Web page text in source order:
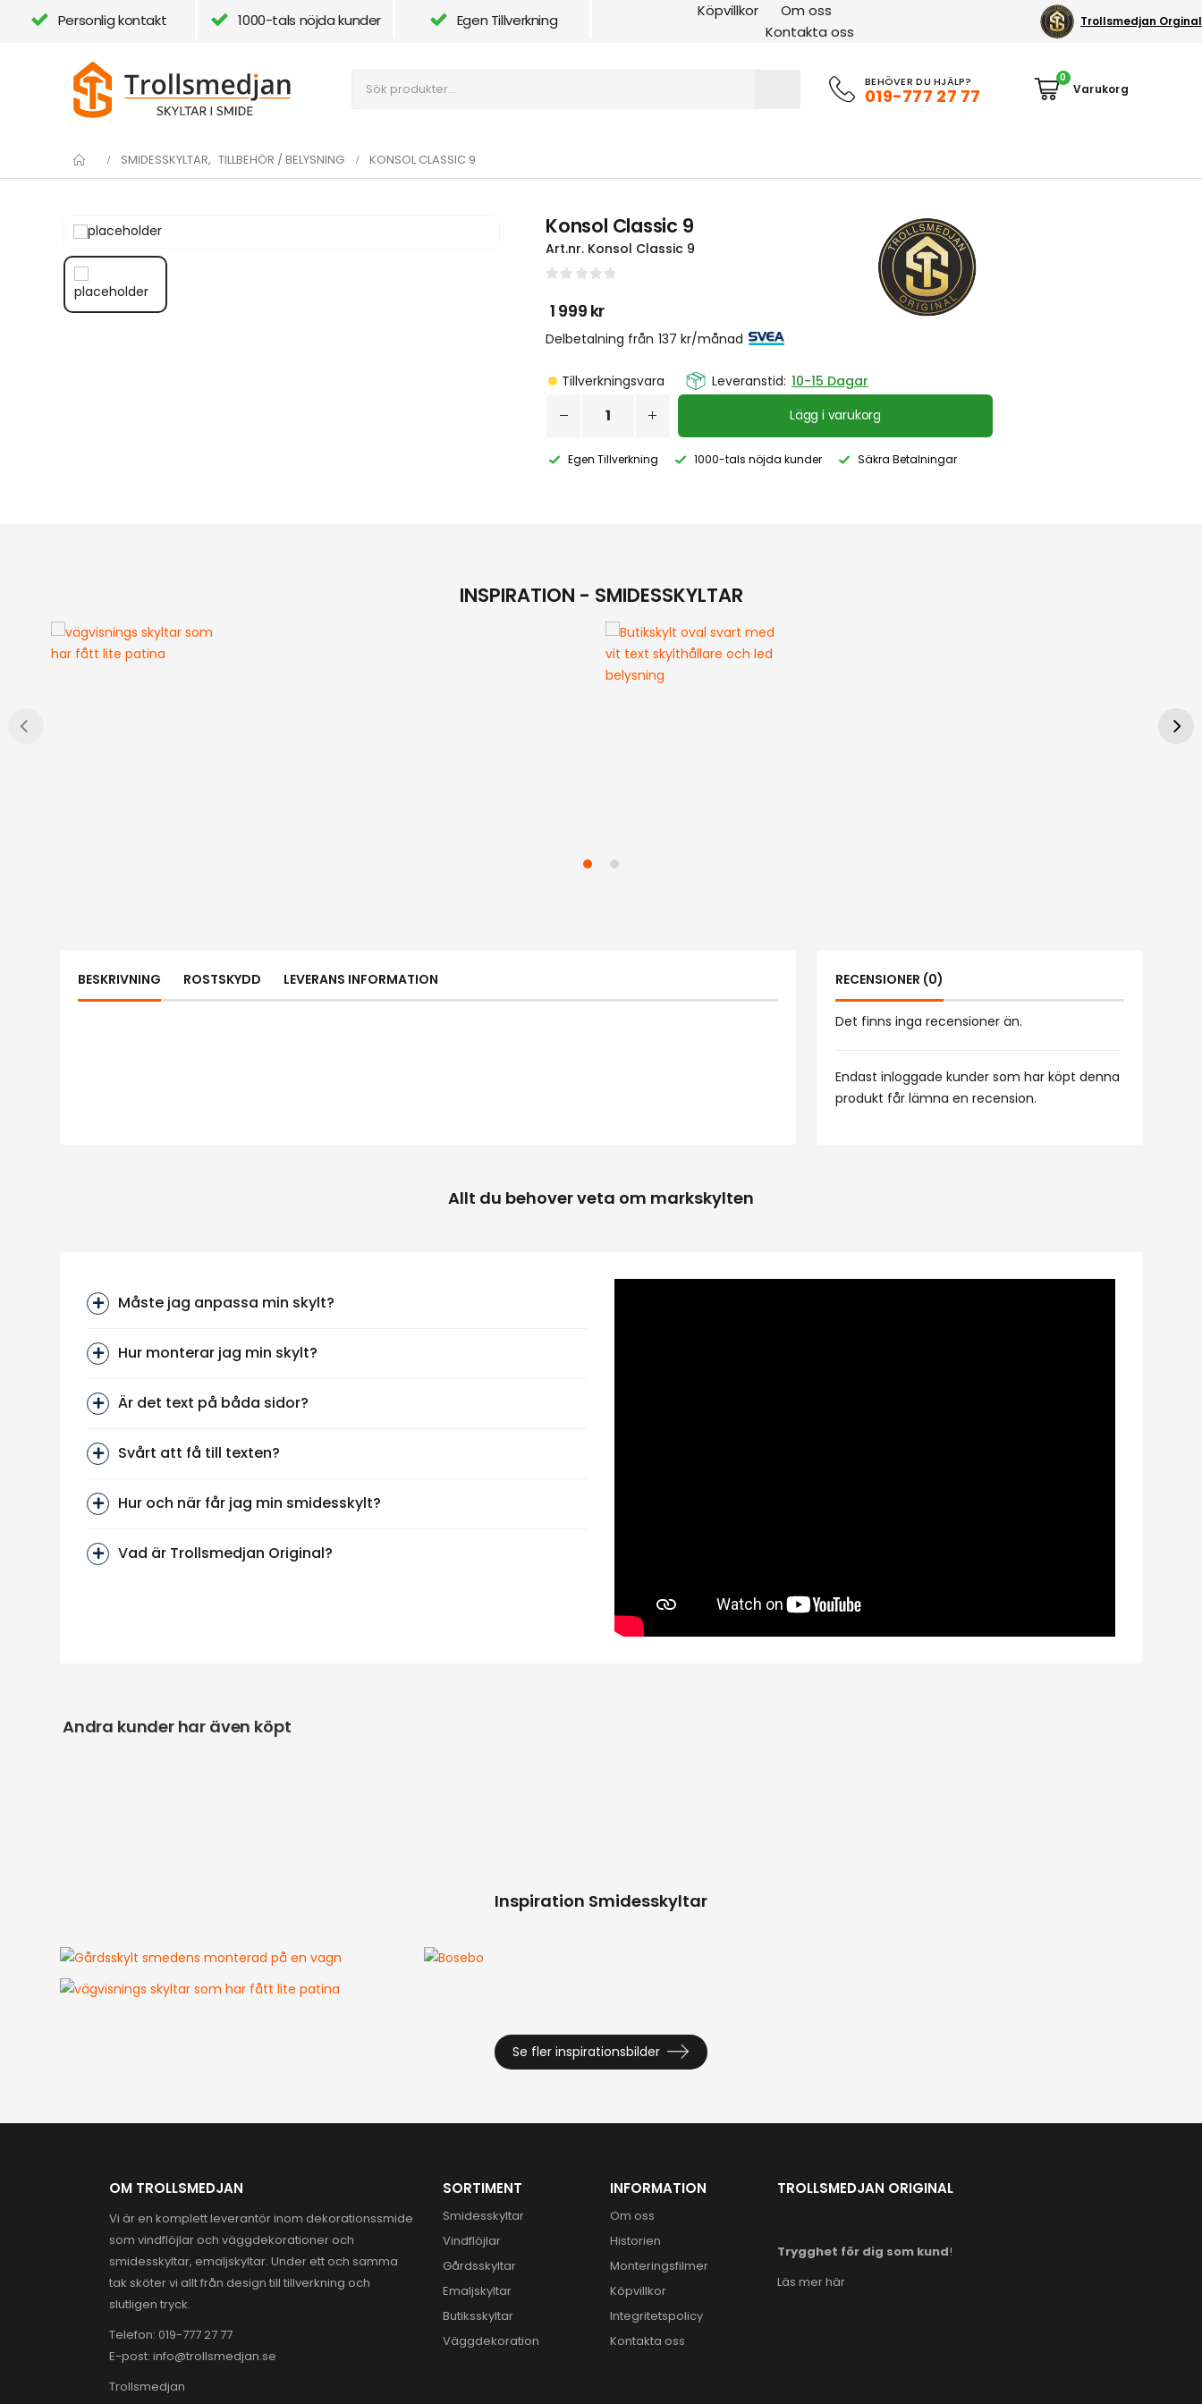
Personlig kontakt 1000-tals nöjda kunder Egen Tillverkning
Köpvillkor
Om oss
Kontakta oss
Trollsmedjan Orginal
BEHÖVER DU HJÄLP?
019-777 27 77
0
SMIDESSKYLTAR, TILLBEHÖR / BELYSNING KONSOL CLASSIC 9
Konsol Classic 9
Art.nr. Konsol Classic 9
1 999 kr
Delbetalning från 137 kr/månad
Tillverkningsvara Leveranstid: 10-15 Dagar
Lägg i varukorg
Egen Tillverkning 1000-tals nöjda kunder Säkra Betalningar
INSPIRATION - SMIDESSKYLTAR
BESKRIVNING ROSTSKYDD LEVERANS INFORMATION RECENSIONER (0)
Det finns inga recensioner än.
Endast inloggade kunder som har köpt denna
produkt får lämna en recension.
Allt du behover veta om markskylten
Måste jag anpassa min skylt?
Hur monterar jag min skylt?
Är det text på båda sidor?
Svårt att få till texten?
Hur och när får jag min smidesskylt?
Vad är Trollsmedjan Original?
Andra kunder har även köpt
Inspiration Smidesskyltar
Se fler inspirationsbilder
OM TROLLSMEDJAN
Vi är en komplett leverantör inom dekorationssmide
som vindflöjlar och väggdekorationer och
smidesskyltar, emaljskyltar. Under ett och samma
tak sköter vi allt från design till tillverkning och
slutligen tryck.
Telefon: 019-777 27 77
E-post: info@trollsmedjan.se
Trollsmedjan
SORTIMENT
Smidesskyltar
Vindflöjlar
Gårdsskyltar
Emaljskyltar
Butiksskyltar
Väggdekoration
INFORMATION
Om oss
Historien
Monteringsfilmer
Köpvillkor
Integritetspolicy
Kontakta oss
TROLLSMEDJAN ORIGINAL
Trygghet för dig som kund!
Läs mer här